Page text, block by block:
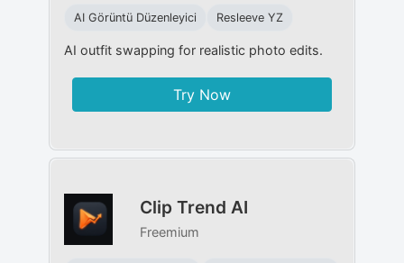
AI Görüntü Düzenleyici Resleeve YZ
AI outfit swapping for realistic photo edits.
Try Now
Clip Trend AI
Freemium